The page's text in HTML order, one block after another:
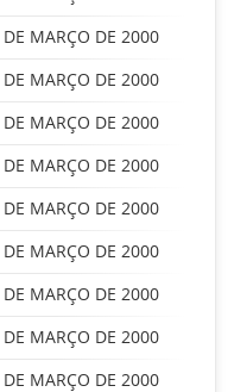
MARÇO DE 2000
MARÇO DE 2000
MARÇO DE 2000
MARÇO DE 2000
MARÇO DE 2000
MARÇO DE 2000
MARÇO DE 2000
MARÇO DE 2000
MARÇO DE 2000